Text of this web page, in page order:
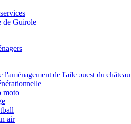
de Guirole
l'aménagement de l'aile ouest du
moto
air